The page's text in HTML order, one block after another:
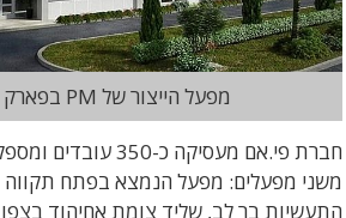
מפעל הייצור של PM בפארק התעשיות בר לב
חברת פי.אם מעסיקה כ-
משני מפעלים: מפעל הנמצא בפתח
התעשיות בר לב, שליד צומת אחיהוד